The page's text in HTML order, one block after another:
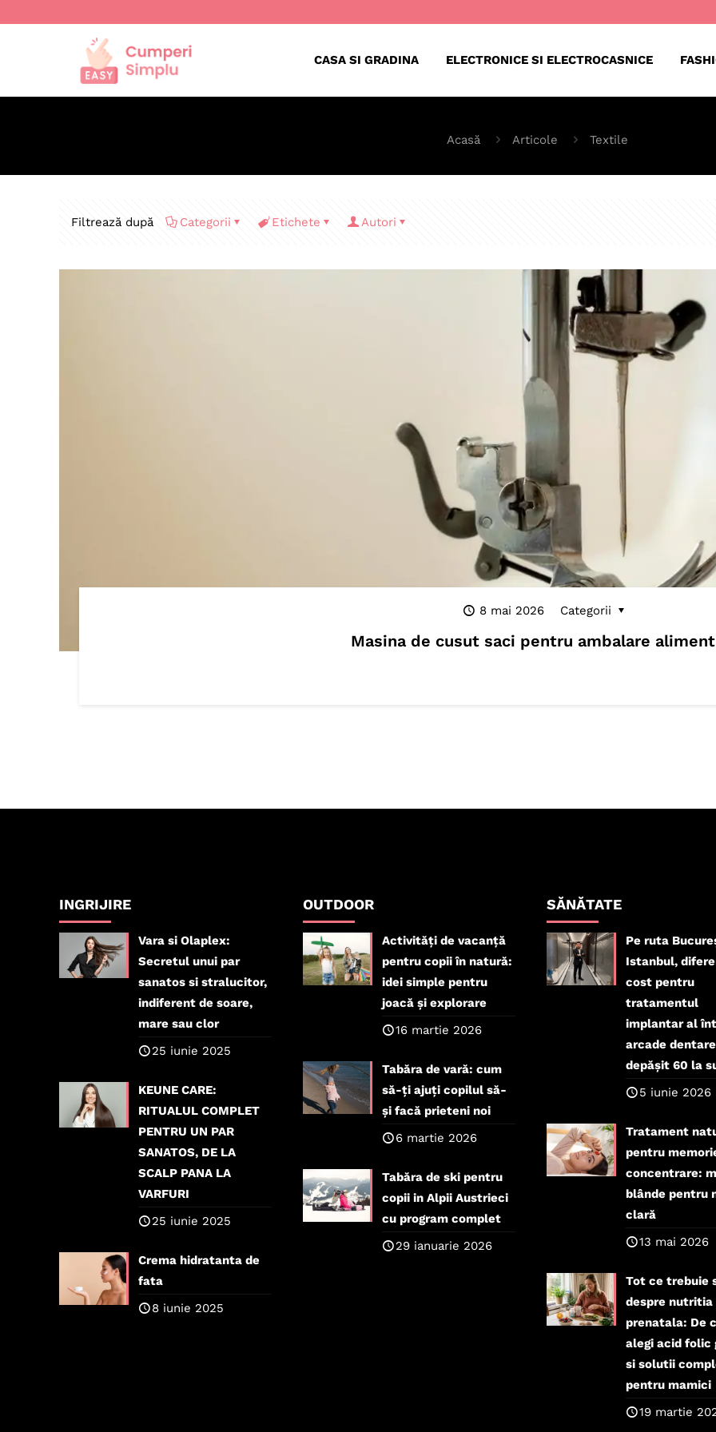
CASA SI GRADINA ELECTRONICE SI ELECTROCASNICE
Acasă Articole Textile
Filtrează după Categorii Etichete Autori
8 mai 2026 Categorii
Masina de cusut saci pentru ambalare
INGRIJIRE
Vara si Olaplex:
Secretul unui par
sanatos si stralucitor,
indiferent de soare,
mare sau clor
25 iunie 2025
KEUNE CARE:
RITUALUL COMPLET
PENTRU UN PAR
SANATOS, DE LA
SCALP PANA LA
VARFURI
25 iunie 2025
Crema hidratanta de
fata
8 iunie 2025
OUTDOOR
Activități de vacanță
pentru copii în natură:
idei simple pentru
joacă și explorare
16 martie 2026
Tabăra de vară: cum
să-ți ajuți copilul să-
și facă prieteni noi
6 martie 2026
Tabăra de ski pentru
copii in Alpii Austrieci
cu program complet
29 ianuarie 2026
SĂNĂTATE
Pe ruta
Istanbul,
cost pentru
tratamentul
implantar al
arcade
depășit 60 la
5 iunie 2026
Tratament
pentru
concentrare:
blânde pentru
clară
13 mai 2026
Tot ce trebuie
despre nutritia
prenatala: De
alegi acid folic
si solutii
pentru mamici
19 martie